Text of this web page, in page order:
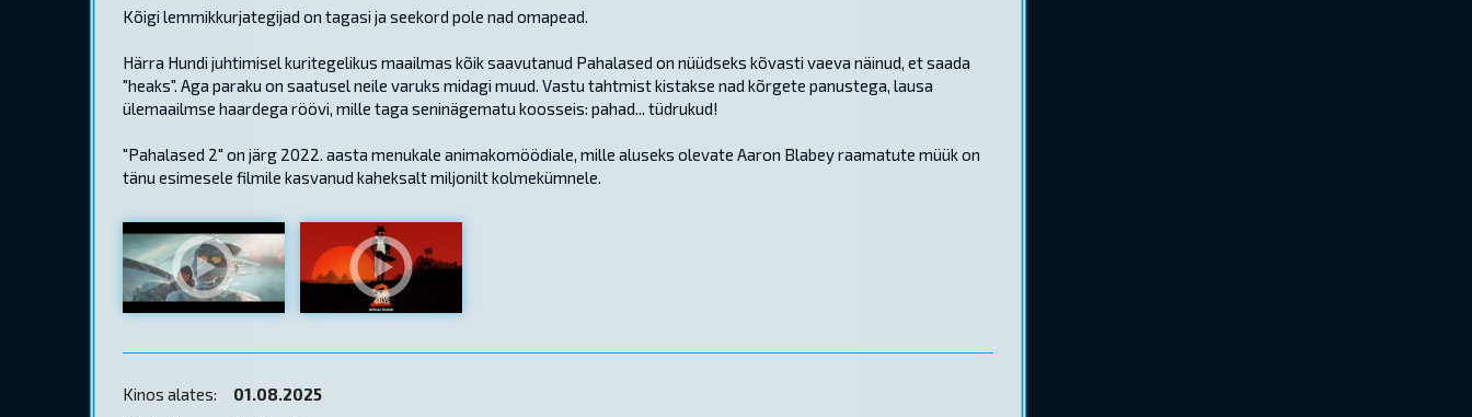
Kõigi lemmikkurjategijad on tagasi ja seekord pole nad omapead.
Härra Hundi juhtimisel kuritegelikus maailmas kõik saavutanud Pahalased on nüüdseks kõvasti vaeva näinud, et saada
"heaks". Aga paraku on saatusel neile varuks midagi muud. Vastu tahtmist kistakse nad kõrgete panustega, lausa
ülemaailmse haardega röövi, mille taga seninägematu koosseis: pahad... tüdrukud!
"Pahalased 2" on järg 2022. aasta menukale animakomöödiale, mille aluseks olevate Aaron Blabey raamatute müük on
tänu esimesele filmile kasvanud kaheksalt miljonilt kolmekümnele.
Kinos alates:
01.08.2025